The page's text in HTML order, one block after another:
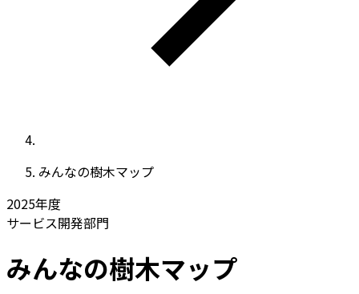
みんなの樹木マップ
2025年度
サービス開発部門
みんなの樹木マップ